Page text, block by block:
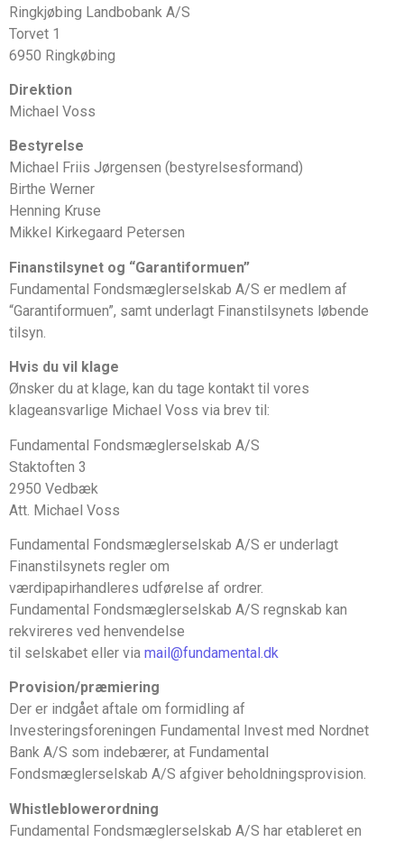
Ringkjøbing Landbobank A/S
Torvet 1
6950 Ringkøbing
Direktion
Michael Voss
Bestyrelse
Michael Friis Jørgensen (bestyrelsesformand)
Birthe Werner
Henning Kruse
Mikkel Kirkegaard Petersen
Finanstilsynet og “Garantiformuen”
Fundamental Fondsmæglerselskab A/S er medlem af
“Garantiformuen”, samt underlagt Finanstilsynets løbende
tilsyn.
Hvis du vil klage
Ønsker du at klage, kan du tage kontakt til vores
klageansvarlige Michael Voss via brev til:
Fundamental Fondsmæglerselskab A/S
Staktoften 3
2950 Vedbæk
Att. Michael Voss
Fundamental Fondsmæglerselskab A/S er underlagt
Finanstilsynets regler om
værdipapirhandleres udførelse af ordrer.
Fundamental Fondsmæglerselskab A/S regnskab kan
rekvireres ved henvendelse
til selskabet eller via mail@fundamental.dk
Provision/præmiering
Der er indgået aftale om formidling af
Investeringsforeningen Fundamental Invest med Nordnet
Bank A/S som indebærer, at Fundamental
Fondsmæglerselskab A/S afgiver beholdningsprovision.
Whistleblowerordning
Fundamental Fondsmæglerselskab A/S har etableret en